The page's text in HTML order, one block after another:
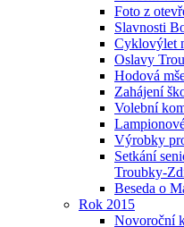
Foto z
Slavnosti
Cyklovýlet
Oslavy
Hodová
Zahájení
Volební
Výrobky
Setkání
Troubky-
Beseda o
Rok 2015
Novoroční